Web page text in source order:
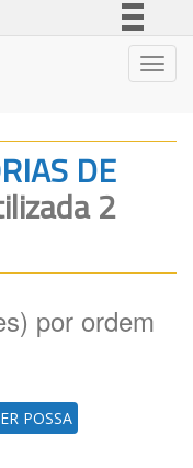
Legislação
Canais
DE
2
por ordem
POSSA